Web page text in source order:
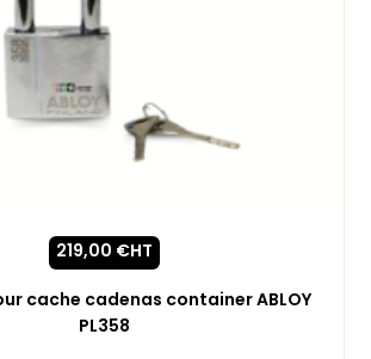
cache cadenas container ABLOY
PL358
219,00 €HT